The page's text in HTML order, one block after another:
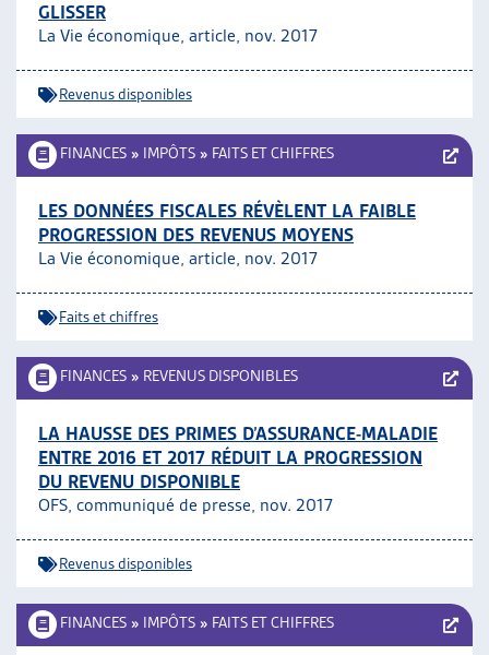
GLISSER
La Vie économique, article, nov. 2017
Revenus disponibles
FINANCES » IMPÔTS » FAITS ET CHIFFRES
LES DONNÉES FISCALES RÉVÈLENT LA FAIBLE
PROGRESSION DES REVENUS MOYENS
La Vie économique, article, nov. 2017
Faits et chiffres
FINANCES » REVENUS DISPONIBLES
LA HAUSSE DES PRIMES D’ASSURANCE-MALADIE
ENTRE 2016 ET 2017 RÉDUIT LA PROGRESSION
DU REVENU DISPONIBLE
OFS, communiqué de presse, nov. 2017
Revenus disponibles
FINANCES » IMPÔTS » FAITS ET CHIFFRES